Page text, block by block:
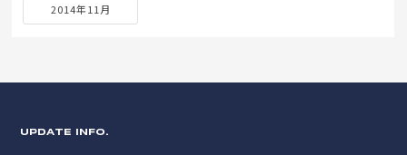
2014年11月
UPDATE INFO.